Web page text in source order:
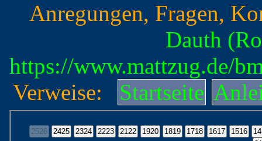
Anregungen, Fragen,
Dauth
https://www.mattzug.de/
Verweise:
Startseite